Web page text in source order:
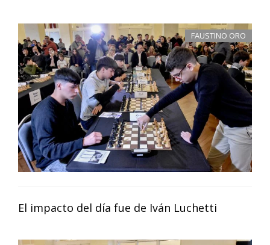
FAUSTINO ORO
El impacto del día fue de Iván Luchetti